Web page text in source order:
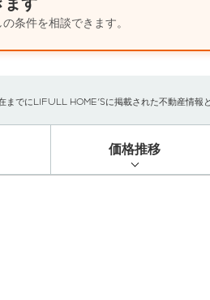
条件を相談できます。
までにLIFULL HOME'Sに掲載された不動産情
価格推移